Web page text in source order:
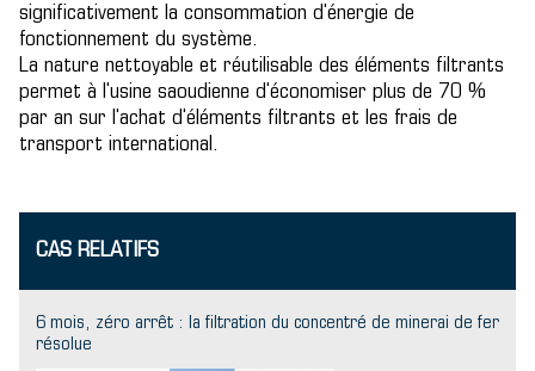
significativement la consommation d'énergie de
fonctionnement du système.
La nature nettoyable et réutilisable des éléments filtrants
permet à l'usine saoudienne d'économiser plus de 70 %
par an sur l'achat d'éléments filtrants et les frais de
transport international.
CAS RELATIFS
6 mois, zéro arrêt : la filtration du concentré de minerai de fer
résolue